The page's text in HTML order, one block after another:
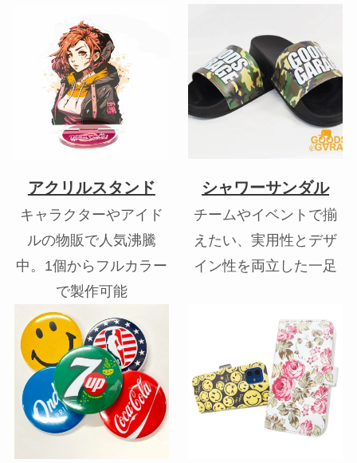
アクリルスタンド
キャラクターやアイド
ルの物販で人気沸騰
中。1個からフルカラー
で製作可能
シャワーサンダル
チームやイベントで揃
えたい、実用性とデザ
イン性を両立した一足